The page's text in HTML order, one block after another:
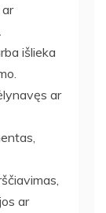
išlieka
ar
ar